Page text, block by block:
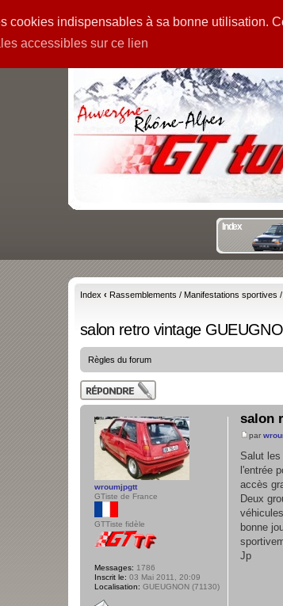
cookies indispensables à sa bonne utilisation.
accessibles sur ce lien
PIECES
Index
Index ‹ Rassemblements / Manifestations sportives
salon retro vintage
Règles du forum
Publier une
réponse
salon
par
Salut les
l'entrée
accès
Deux
bonne
Jp
wroumjpgtt
GTiste de France
GTTiste fidèle
Messages: 1786
Inscrit le: 03 Mai 2011, 20:09
Localisation: GUEUGNON (71130)